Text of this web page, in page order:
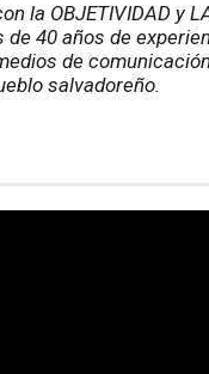
la OBJETIVIDAD y
de 40 años de
de
salvadoreño.